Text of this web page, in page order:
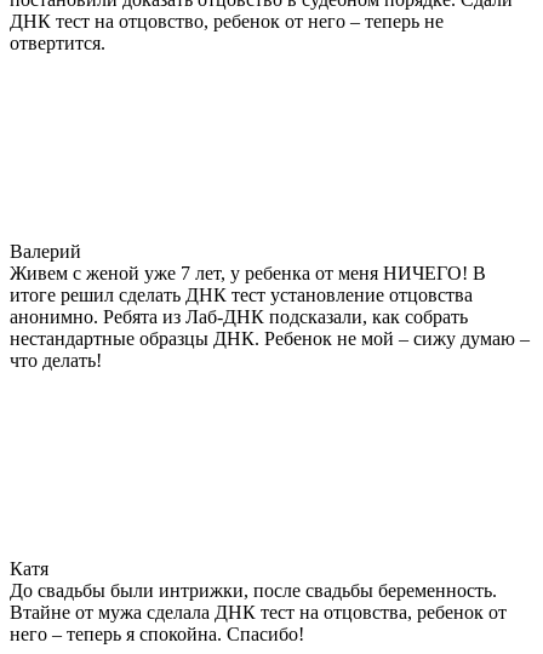
ДНК тест на отцовство, ребенок от него – теперь не
отвертится.
Валерий
Живем с женой уже 7 лет, у ребенка от меня НИЧЕГО! В
итоге решил сделать ДНК тест установление отцовства
анонимно. Ребята из Лаб-ДНК подсказали, как собрать
нестандартные образцы ДНК. Ребенок не мой – сижу думаю –
что делать!
Катя
До свадьбы были интрижки, после свадьбы беременность.
Втайне от мужа сделала ДНК тест на отцовства, ребенок от
него – теперь я спокойна. Спасибо!